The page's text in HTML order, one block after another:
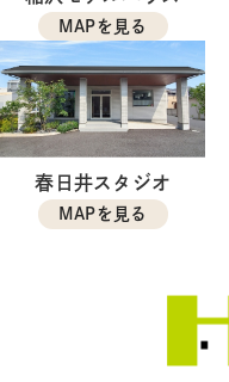
MAPを見る
春日井スタジオ
MAPを見る